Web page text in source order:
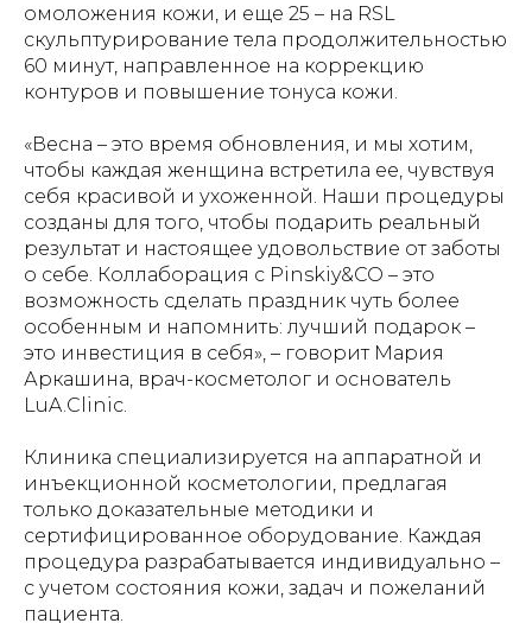
омоложения кожи, и еще 25 – на RSL
скульптурирование тела продолжительностью
60 минут, направленное на коррекцию
контуров и повышение тонуса кожи.
«Весна – это время обновления, и мы хотим,
чтобы каждая женщина встретила ее, чувствуя
себя красивой и ухоженной. Наши процедуры
созданы для того, чтобы подарить реальный
результат и настоящее удовольствие от заботы
о себе. Коллаборация с Pinskiy&CO – это
возможность сделать праздник чуть более
особенным и напомнить: лучший подарок –
это инвестиция в себя», – говорит Мария
Аркашина, врач-косметолог и основатель
LuA.Clinic.
Клиника специализируется на аппаратной и
инъекционной косметологии, предлагая
только доказательные методики и
сертифицированное оборудование. Каждая
процедура разрабатывается индивидуально –
с учетом состояния кожи, задач и пожеланий
пациента.